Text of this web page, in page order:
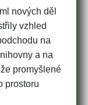
nových děl
vzhled
na
a na
promyšlené
prostoru